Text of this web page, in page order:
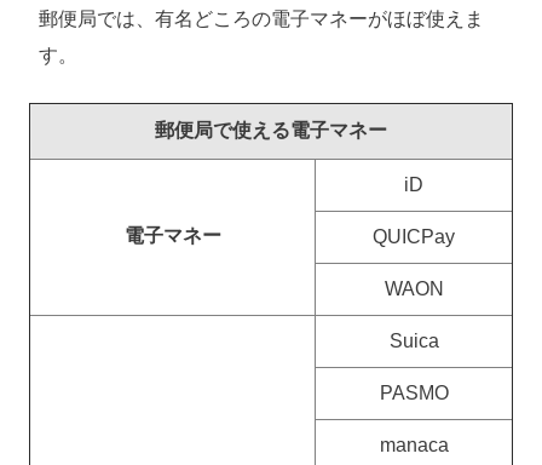
郵便局では、有名どころの電子マネーがほぼ使えま
す。
郵便局で使える電子マネー
電子マネー
iD
QUICPay
WAON
Suica
PASMO
manaca